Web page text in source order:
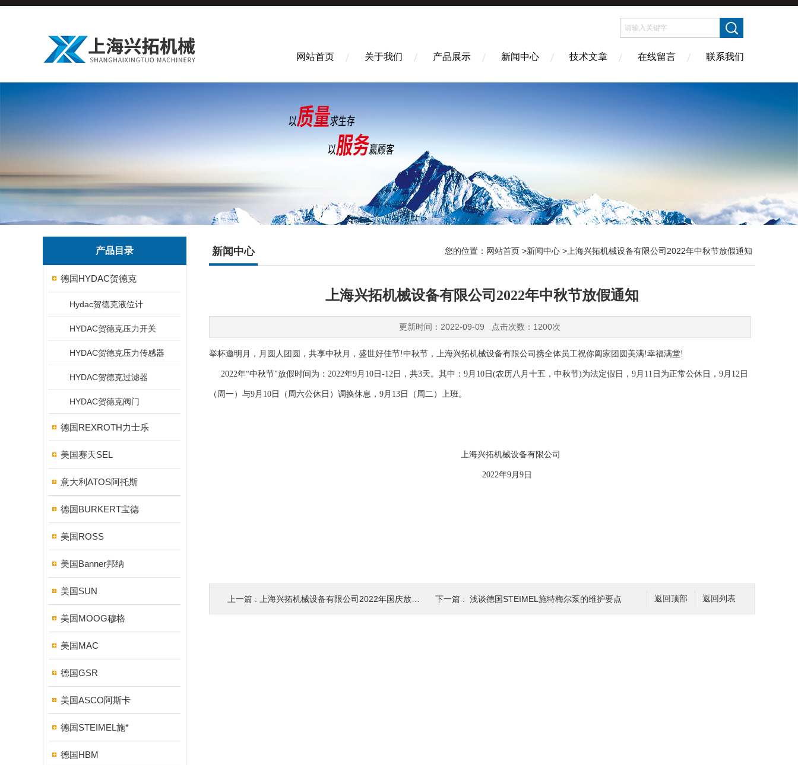
网站首页 关于我们 产品展示 新闻中心 技术文章 在线留言 联系我们
产品目录
德国HYDAC贺德克
Hydac贺德克液位计
HYDAC贺德克压力开关
HYDAC贺德克压力传感器
HYDAC贺德克过滤器
HYDAC贺德克阀门
德国REXROTH力士乐
美国赛天SEL
意大利ATOS阿托斯
德国BURKERT宝德
美国ROSS
美国Banner邦纳
美国SUN
美国MOOG穆格
美国MAC
德国GSR
美国ASCO阿斯卡
德国STEIMEL施*
德国HBM
新闻中心 您的位置： 网站首页 >新闻中心 >上海兴拓机械设备有限公司2022年中秋节放假通知
上海兴拓机械设备有限公司2022年中秋节放假通知
更新时间：2022-09-09 点击次数：1200次
举杯邀明月，月圆人团圆，共享中秋月，盛世好佳节!中秋节，上海兴拓机械设备有限公司携全体员工祝你阖家团圆美满!幸福满堂!
2022年“中秋节"放假时间为：2022年9月10日-12日，共3天。其中：9月10日(农历八月十五，中秋节)为法定假日，9月11日为正常公休日，9月12日
（周一）与9月10日（周六公休日）调换休息，9月13日（周二）上班。
上海兴拓机械设备有限公司
2022年9月9日
返回列表
返回顶部
上一篇 : 上海兴拓机械设备有限公司2022年国庆放假通知 下一篇 : 浅谈德国STEIMEL施特梅尔泵的维护要点